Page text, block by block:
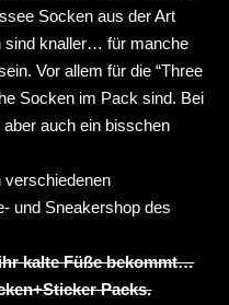
Socken aus der Art
sind knaller… für manche
Vor allem für die “Three
Socken im Pack sind. Bei
aber auch ein bisschen
verschiedenen
und Sneakershop des
kalte Füße bekommt…
Packs.